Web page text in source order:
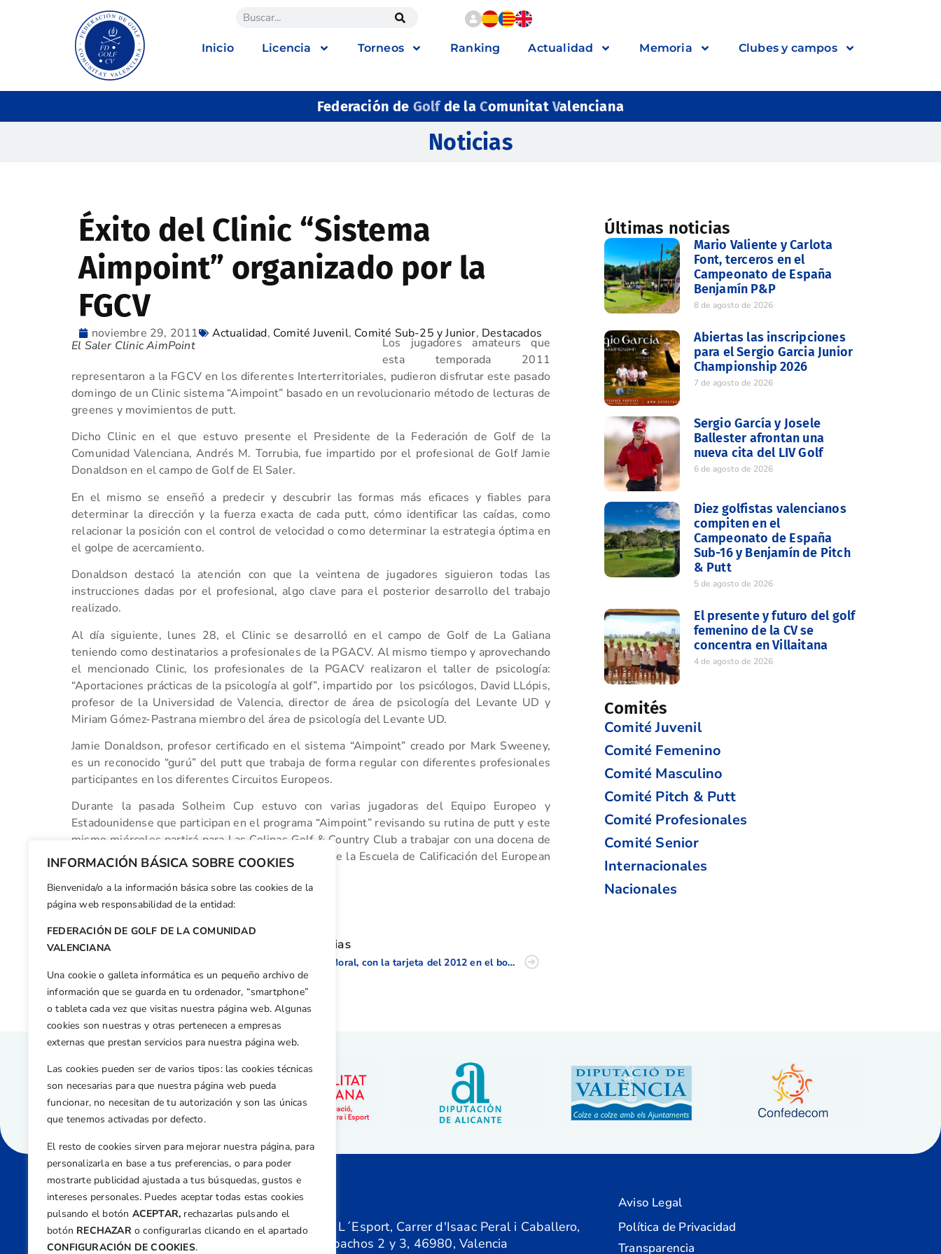
INFORMACIÓN BÁSICA SOBRE COOKIES
Bienvenida/o a la información básica sobre las cookies de la
página web responsabilidad de la entidad:
FEDERACIÓN DE GOLF DE LA COMUNIDAD
VALENCIANA
Una cookie o galleta informática es un pequeño archivo de
información que se guarda en tu ordenador, “smartphone”
o tableta cada vez que visitas nuestra página web. Algunas
cookies son nuestras y otras pertenecen a empresas
externas que prestan servicios para nuestra página web.
Las cookies pueden ser de varios tipos: las cookies técnicas
son necesarias para que nuestra página web pueda
funcionar, no necesitan de tu autorización y son las únicas
que tenemos activadas por defecto.
El resto de cookies sirven para mejorar nuestra página, para
personalizarla en base a tus preferencias, o para poder
mostrarte publicidad ajustada a tus búsquedas, gustos e
intereses personales. Puedes aceptar todas estas cookies
pulsando el botón ACEPTAR, rechazarlas pulsando el
botón RECHAZARo configurarlas clicando en el apartado
CONFIGURACIÓN DE COOKIES.
Inicio Licencia Torneos Ranking Actualidad Memoria Clubes y campos
Federación de Golfde la ComunitatValenciana
Noticias
Éxito del Clinic “Sistema
Aimpoint” organizado por la
FGCV
noviembre 29, 2011 Actualidad, Comité Juvenil, Comité Sub-25 y Junior, Destacados
El Saler Clinic AimPoint
Los jugadores amateurs que
esta temporada 2011
representaron a la FGCV en los diferentes Interterritoriales, pudieron disfrutar este pasado
domingo de un Clinic sistema “Aimpoint” basado en un revolucionario método de lecturas de
greenes y movimientos de putt.
Dicho Clinic en el que estuvo presente el Presidente de la Federación de Golf de la
Comunidad Valenciana, Andrés M. Torrubia, fue impartido por el profesional de Golf Jamie
Donaldson en el campo de Golf de El Saler.
En el mismo se enseñó a predecir y descubrir las formas más eficaces y fiables para
determinar la dirección y la fuerza exacta de cada putt, cómo identificar las caídas, como
relacionar la posición con el control de velocidad o como determinar la estrategia óptima en
el golpe de acercamiento.
Donaldson destacó la atención con que la veintena de jugadores siguieron todas las
instrucciones dadas por el profesional, algo clave para el posterior desarrollo del trabajo
realizado.
Al día siguiente, lunes 28, el Clinic se desarrolló en el campo de Golf de La Galiana
teniendo como destinatarios a profesionales de la PGACV. Al mismo tiempo y aprovechando
el mencionado Clinic, los profesionales de la PGACV realizaron el taller de psicología:
“Aportaciones prácticas de la psicología al golf”, impartido por los psicólogos, David LLópis,
profesor de la Universidad de Valencia, director de área de psicología del Levante UD y
Miriam Gómez-Pastrana miembro del área de psicología del Levante UD.
Jamie Donaldson, profesor certificado en el sistema “Aimpoint” creado por Mark Sweeney,
es un reconocido “gurú” del putt que trabaja de forma regular con diferentes profesionales
participantes en los diferentes Circuitos Europeos.
Durante la pasada Solheim Cup estuvo con varias jugadoras del Equipo Europeo y
Estadounidense que participan en el programa “Aimpoint” revisando su rutina de putt y este
mismo miércoles partirá para Las Colinas Golf & Country Club a trabajar con una docena de
jugadores participantes en la PQ2 (segunda fase de la Escuela de Calificación del European
Facebook
X WhatsApp
LinkedIn
Email
Otras noticias
Del Moral, con la tarjeta del 2012 en el bolsillo; Lara, busca la Race to Dubai
Últimas noticias
Mario Valiente y Carlota
Font, terceros en el
Campeonato de España
Benjamín P&P
8 de agosto de 2026
Abiertas las inscripciones
para el Sergio Garcia Junior
Championship 2026
7 de agosto de 2026
Sergio García y Josele
Ballester afrontan una
nueva cita del LIV Golf
6 de agosto de 2026
Diez golfistas valencianos
compiten en el
Campeonato de España
Sub-16 y Benjamín de Pitch
& Putt
5 de agosto de 2026
El presente y futuro del golf
femenino de la CV se
concentra en Villaitana
4 de agosto de 2026
Comités
Comité Juvenil
Comité Femenino
Comité Masculino
Comité Pitch & Putt
Comité Profesionales
Comité Senior
Internacionales
Nacionales
Dirección
Centre de L´Esport, Carrer d'Isaac Peral i Caballero,
Nº 5, Despachos 2 y 3, 46980, Valencia
Aviso Legal
Política de Privacidad
Transparencia